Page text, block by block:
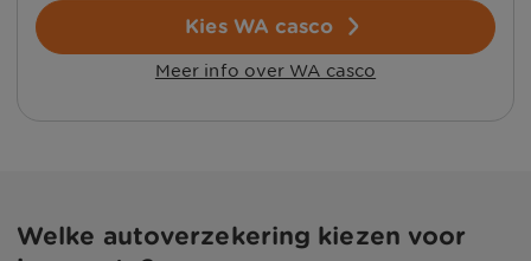
Kies WA casco
Meer info over WA casco
Welke autoverzekering kiezen voor